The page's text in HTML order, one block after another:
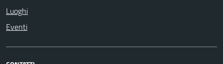
Luoghi
Eventi